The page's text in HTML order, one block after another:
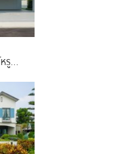
รู